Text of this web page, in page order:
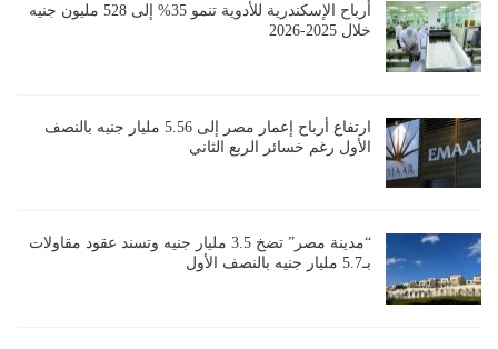
أرباح الإسكندرية للأدوية تنمو 35% إلى 528 مليون جنيه
خلال 2025-2026
ارتفاع أرباح إعمار مصر إلى 5.56 مليار جنيه بالنصف
الأول رغم خسائر الربع الثاني
“مدينة مصر” تضخ 3.5 مليار جنيه وتسند عقود مقاولات
بـ5.7 مليار جنيه بالنصف الأول